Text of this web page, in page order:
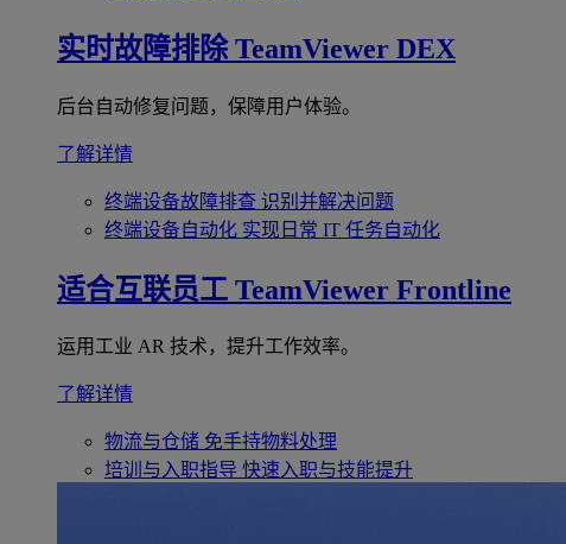
实时故障排除 TeamViewer DEX
后台自动修复问题，保障用户体验。
了解详情
终端设备故障排查 识别并解决问题
终端设备自动化 实现日常 IT 任务自动化
适合互联员工 TeamViewer Frontline
运用工业 AR 技术，提升工作效率。
了解详情
物流与仓储 免手持物料处理
培训与入职指导 快速入职与技能提升